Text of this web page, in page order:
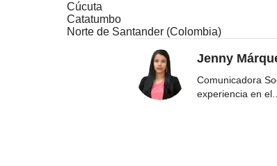
Cúcuta
Catatumbo
Norte de Santander (Colombia)
Jenny
Comunicadora
experiencia en el